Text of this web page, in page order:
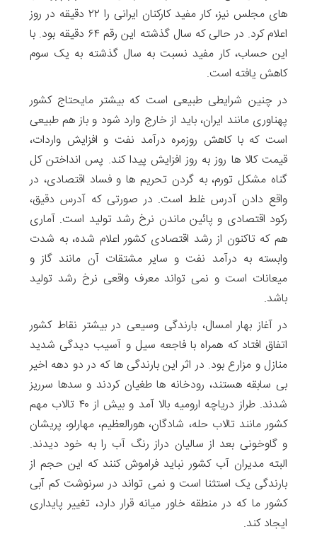
های مجلس نیز، کار مفید کارکنان ایرانی را ۲۲ دقیقه در روز
اعلام کرد. در حالی که سال گذشته این رقم ۶۴ دقیقه بود. با
این حساب، کار مفید نسبت به سال گذشته به یک سوم
کاهش یافته است.
در چنین شرایطی طبیعی است که بیشتر مایحتاج کشور
پهناوری مانند ایران، باید از خارج وارد شود و باز هم طبیعی
است که با کاهش روزمره درآمد نفت و افزایش واردات،
قیمت کالا ها روز به روز افزایش پیدا کند. پس انداختن کل
گناه مشکل تورم، به گردن تحریم ها و فساد اقتصادی، در
واقع دادن آدرس غلط است. در صورتی که آدرس دقیق،
رکود اقتصادی و پائین ماندن نرخ رشد تولید است. آماری
هم که تاکنون از رشد اقتصادی کشور اعلام شده، به شدت
وابسته به درآمد نفت و سایر مشتقات آن مانند گاز و
میعانات است و نمی تواند معرف واقعی نرخ رشد تولید
باشد.
در آغاز بهار امسال، بارندگی وسیعی در بیشتر نقاط کشور
اتفاق افتاد که همراه با فاجعه سیل و آسیب دیدگی شدید
منازل و مزارع بود. در اثر این بارندگی ها که در دو دهه اخیر
بی سابقه هستند، رودخانه ها طغیان کردند و سدها سرریز
شدند. طراز دریاچه ارومیه بالا آمد و بیش از ۴۰ تالاب مهم
کشور مانند تالاب حله، شادگان، هورالعظیم، مهارلو، پریشان
و گاوخونی بعد از سالیان دراز رنگ آب را به خود دیدند.
البته مدیران آب کشور نباید فراموش کنند که این حجم از
بارندگی یک استثنا است و نمی تواند در سرنوشت کم آبی
کشور ما که در منطقه خاور میانه قرار دارد، تغییر پایداری
ایجاد کند.